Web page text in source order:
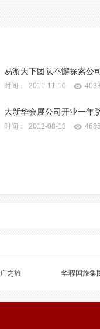
易游天下团队不懈探索公
时间： 2011-11-10 4033
大新华会展公司开业一年
时间： 2012-08-13 4685
广之旅 华程国旅集